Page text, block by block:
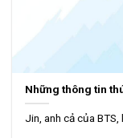
Những thông tin
Jin, anh cả của